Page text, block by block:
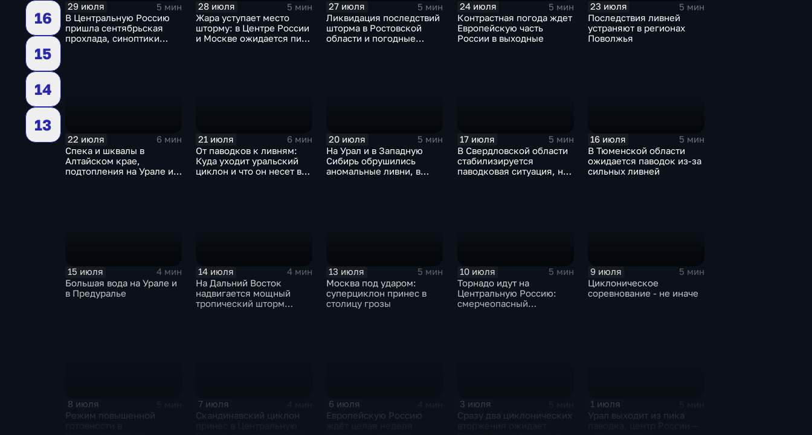
16
15
14
13
29 июля
5 мин
В Центральную Россию
пришла сентябрьская
прохлада, синоптики
28 июля
5 мин
Жара уступает место
шторму: в Центре России
и Москве ожидается пик
27 июля
5 мин
Ликвидация последствий
шторма в Ростовской
области и погодные
24 июля
5 мин
Контрастная погода ждет
Европейскую часть
России в выходные
23 июля
5 мин
Последствия ливней
устраняют в регионах
Поволжья
22 июля
6 мин
Спека и шквалы в
Алтайском крае,
подтопления на Урале и
21 июля
6 мин
От паводков к ливням:
Куда уходит уральский
циклон и что он несет в
20 июля
5 мин
На Урал и в Западную
Сибирь обрушились
аномальные ливни, в
17 июля
5 мин
В Свердловской области
стабилизируется
паводковая ситуация, но
16 июля
5 мин
В Тюменской области
ожидается паводок из-за
сильных ливней
15 июля
4 мин
Большая вода на Урале и
в Предуралье
14 июля
4 мин
На Дальний Восток
надвигается мощный
тропический шторм
13 июля
5 мин
Москва под ударом:
суперциклон принес в
столицу грозы
10 июля
5 мин
Торнадо идут на
Центральную Россию:
смерчеопасный
9 июля
5 мин
Циклоническое
соревнование - не иначе
8 июля
Режим повышенной
7 июля
Скандинавский циклон
6 июля
Европейскую Россию
3 июля
Сразу два циклонических
1 июля
Урал выходит из пика